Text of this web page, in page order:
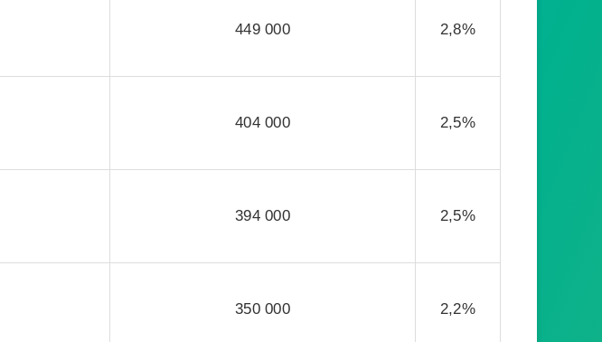
449 000 2,8%
404 000 2,5%
394 000 2,5%
350 000 2,2%